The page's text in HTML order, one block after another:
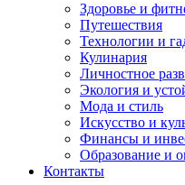
Здоровье и
Путешествия
Технологии и
Кулинария
Личностное
Экология и
Мода и стиль
Искусство и
Финансы и
Образование и
Контакты